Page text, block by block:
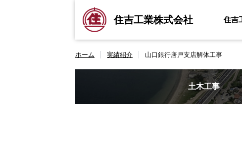
住吉工業株式会社 住吉
ホーム 実績紹介 山口銀行唐戸支店解体工事
土木工事